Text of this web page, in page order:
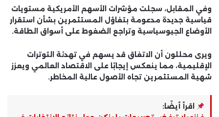
وفي المقابل، سجلت مؤشرات الأسهم الأمريكية مستويات
قياسية جديدة مدعومة بتفاؤل المستثمرين بشأن استقرار
الأوضاع الجيوسياسية وتراجع الضغوط على أسواق الطاقة.
ويرى محللون أن الاتفاق قد يسهم في تهدئة التوترات
الإقليمية، مما ينعكس إيجابًا على الاقتصاد العالمي ويعزز
شهية المستثمرين تجاه الأصول عالية المخاطر.
اقرأ أيضًا: